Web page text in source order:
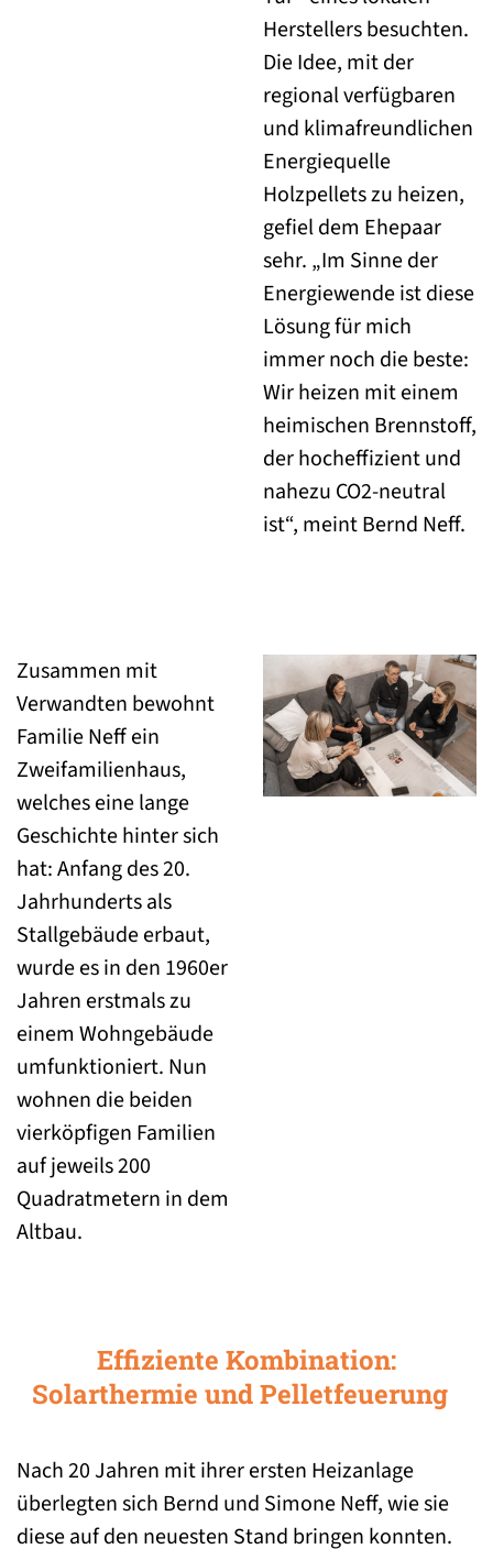
Herstellers besuchten.
Die Idee, mit der
regional verfügbaren
und klimafreundlichen
Energiequelle
Holzpellets zu heizen,
gefiel dem Ehepaar
sehr. „Im Sinne der
Energiewende ist diese
Lösung für mich
immer noch die beste:
Wir heizen mit einem
heimischen Brennstoff,
der hocheffizient und
nahezu CO2-neutral
ist“, meint Bernd Neff.
Zusammen mit
Verwandten bewohnt
Familie Neff ein
Zweifamilienhaus,
welches eine lange
Geschichte hinter sich
hat: Anfang des 20.
Jahrhunderts als
Stallgebäude erbaut,
wurde es in den 1960er
Jahren erstmals zu
einem Wohngebäude
umfunktioniert. Nun
wohnen die beiden
vierköpfigen Familien
auf jeweils 200
Quadratmetern in dem
Altbau.
Effiziente Kombination:
Solarthermie und Pelletfeuerung
Nach 20 Jahren mit ihrer ersten Heizanlage
überlegten sich Bernd und Simone Neff, wie sie
diese auf den neuesten Stand bringen konnten.